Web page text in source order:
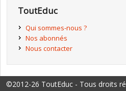
ToutEduc
Qui sommes-nous ?
Nos abonnés
Nous contacter
©2012-26 ToutEduc - Tous droits